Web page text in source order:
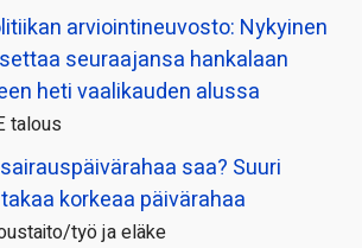
arviointi­neuvosto: Nykyinen
seuraajansa hankalaan
heti vaalikauden alussa
talous
saa? Suuri
korkeaa päivärahaa
työ ja eläke